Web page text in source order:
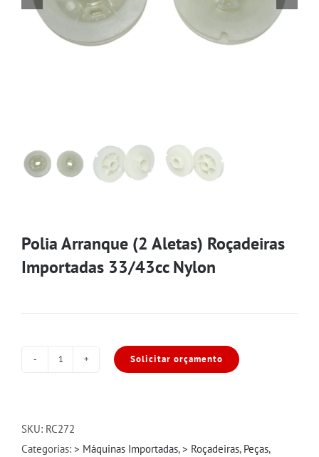
Polia Arranque (2 Aletas) Roçadeiras
Importadas 33/43cc Nylon
Aletas)
Roçadeiras
Solicitar orçamento
SKU: RC272
Categorias: > Máquinas Importadas,> Roçadeiras, Peças,